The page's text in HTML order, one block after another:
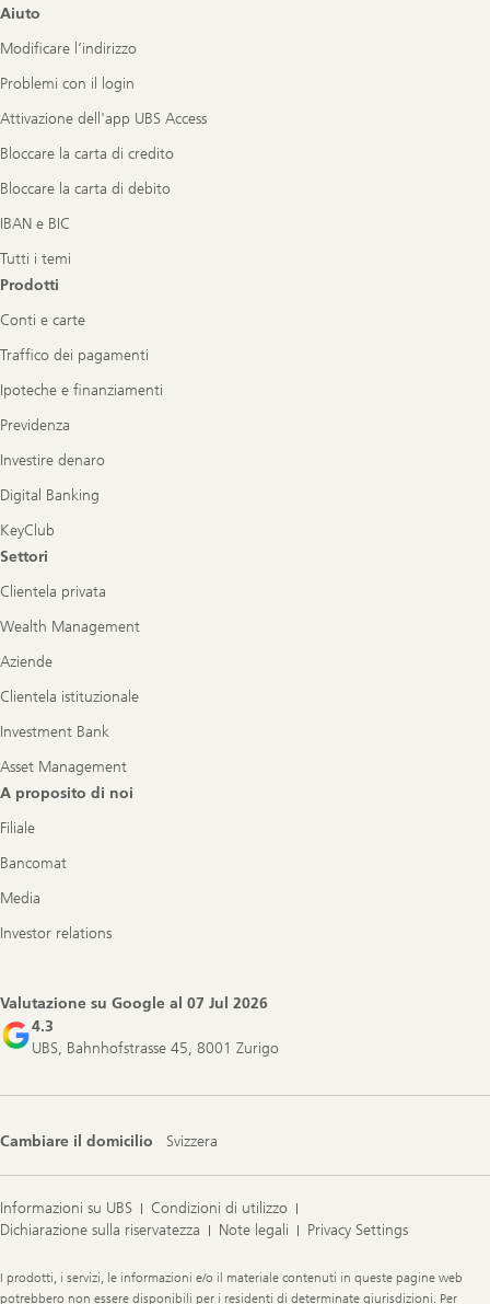
Footer
Aiuto
Modificare l’indirizzo
Problemi con il login
Attivazione dell'app UBS Access
Bloccare la carta di credito
Bloccare la carta di debito
IBAN e BIC
Tutti i temi
Prodotti
Conti e carte
Traffico dei pagamenti
Ipoteche e finanziamenti
Previdenza
Investire denaro
Digital Banking
KeyClub
Settori
Clientela privata
Wealth Management
Aziende
Clientela istituzionale
Investment Bank
Asset Management
A proposito di noi
Filiale
Bancomat
Media
Investor relations
Valutazione su Google al 07 Jul 2026
4.3
UBS, Bahnhofstrasse 45, 8001 Zurigo
Cambiare il domicilio Svizzera
Informazioni su UBS
Condizioni di utilizzo
Dichiarazione sulla riservatezza
Note legali Privacy Settings
Legal
Information
I prodotti, i servizi, le informazioni e/o il materiale contenuti in queste pagine web
potrebbero non essere disponibili per i residenti di determinate giurisdizioni. Per